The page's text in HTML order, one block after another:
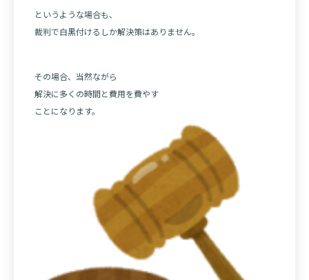
というような場合も、
裁判で白黒付けるしか解決策はありません。
その場合、当然ながら
解決に多くの時間と費用を費やす
ことになります。